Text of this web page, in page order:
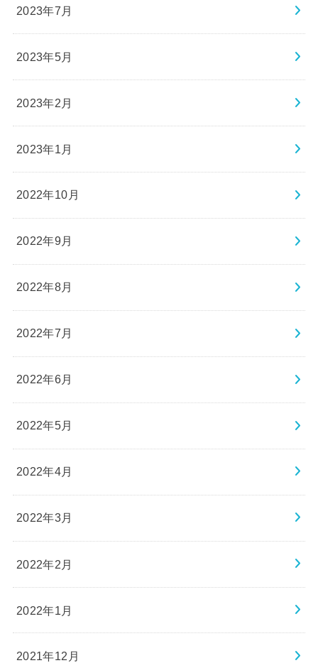
2023年7月
2023年5月
2023年2月
2023年1月
2022年10月
2022年9月
2022年8月
2022年7月
2022年6月
2022年5月
2022年4月
2022年3月
2022年2月
2022年1月
2021年12月